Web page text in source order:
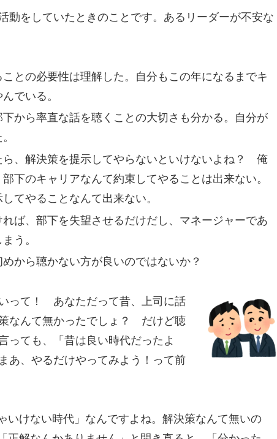
動をしていたときのことです。あるリーダーが不安な
との必要性は理解した。自分もこの年になるまでキ
でいる。
から率直な話を聴くことの大切さも分かる。自分が
、解決策を提示してやらないといけないよね？ 俺
下のキャリアなんて約束してやることは出来ない。
てやることなんて出来ない。
ば、部下を失望させるだけだし、マネージャーであ
う。
から聴かない方が良いのではないか？
って！ あなただって昔、上司に話
なんて無かったでしょ？ だけど聴
っても、「昔は良い時代だったよ
あ、やるだけやってみよう！って前
いけない時代」なんですよね。解決策なんて無いの